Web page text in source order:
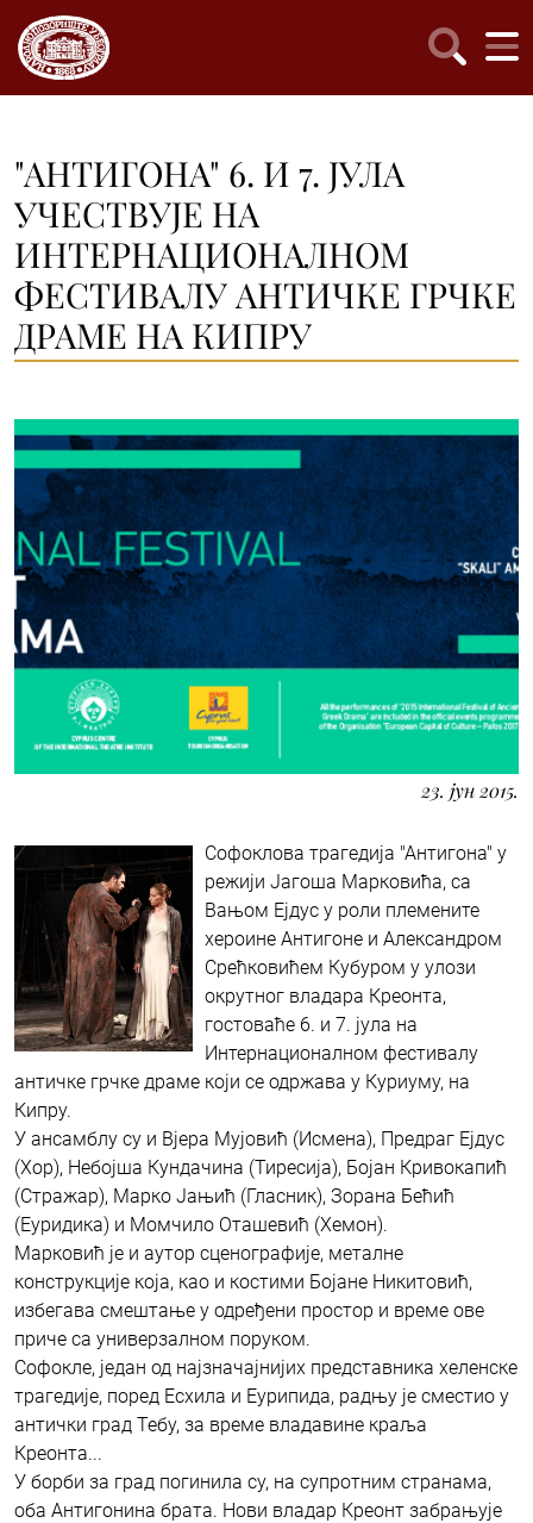
"АНТИГОНА" 6. И 7. ЈУЛА
УЧЕСТВУЈЕ НА
ИНТЕРНАЦИОНАЛНОМ
ФЕСТИВАЛУ АНТИЧКЕ ГРЧКЕ
ДРАМЕ НА КИПРУ
23. јун 2015.
Софоклова трагедија "Антигона" у
режији Јагоша Марковића, са
Вањом Ејдус у роли племените
хероине Антигоне и Александром
Срећковићем Кубуром у улози
окрутног владара Креонта,
гостоваће 6. и 7. јула на
Интернационалном фестивалу
античке грчке драме који се одржава у Куриуму, на
Кипру.
У ансамблу су и Вјера Мујовић (Исмена), Предраг Ејдус
(Хор), Небојша Кундачина (Тиресија), Бојан Кривокапић
(Стражар), Марко Јањић (Гласник), Зорана Бећић
(Еуридика) и Момчило Оташевић (Хемон).
Марковић је и аутор сценографије, металне
конструкције која, као и костими Бојане Никитовић,
избегава смештање у одређени простор и време ове
приче са универзалном поруком.
Софокле, један од најзначајнијих представника хеленске
трагедије, поред Есхила и Еурипида, радњу је сместио у
антички град Тебу, за време владавине краља
Креонта...
У борби за град погинила су, на супротним странама,
оба Антигонина брата. Нови владар Креонт забрањује